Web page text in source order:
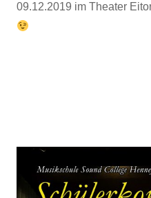
09.12.2019 im Theater